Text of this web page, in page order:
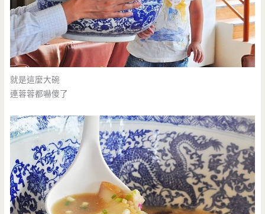
就是這麼大碗
連蓉蓉都嚇傻了